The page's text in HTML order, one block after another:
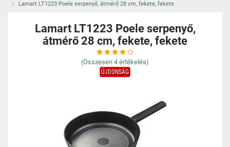
Lamart LT1223 Poele serpenyő, átmérő 28 cm, fekete, fekete
Lamart LT1223 Poele serpenyő,
átmérő 28 cm, fekete, fekete
(Összesen 4 értékelés)
ÚJDONSÁG